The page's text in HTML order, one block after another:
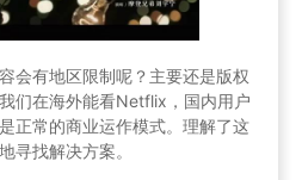
会有地区限制呢？主要还是版权
们在海外能看Netflix，国内用户
正常的商业运作模式。理解了这
寻找解决方案。